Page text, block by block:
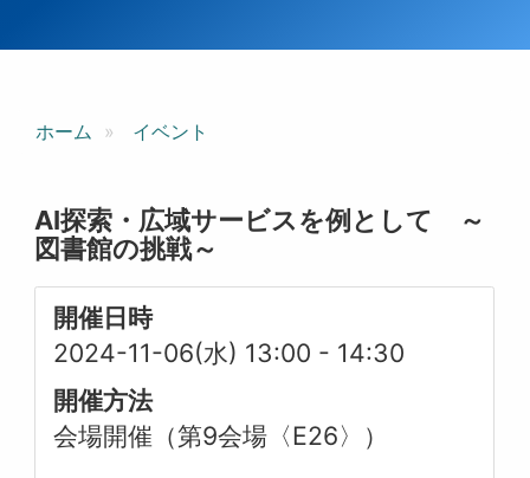
ホーム イベント
AI探索・広域サービスを例として ～
図書館の挑戦～
開催日時
2024-11-06(水) 13:00 - 14:30
開催方法
会場開催（第9会場〈E26〉）